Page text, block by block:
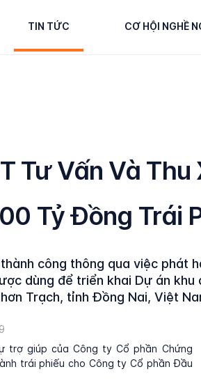
TIN TỨC CƠ HỘI NGHỀ
Tư Vấn Và Thu
Tỷ Đồng Trái
công thông qua việc phát
dùng để triển khai Dự án khu
Trạch, tỉnh Đồng Nai, Việt
trợ giúp của Công ty Cổ phần Chứng
trái phiếu cho Công ty Cổ phần Đầu